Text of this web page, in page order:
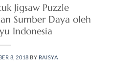
Jigsaw Puzzle
Sumber Daya oleh
Indonesia
8, 2018 BY RAISYA